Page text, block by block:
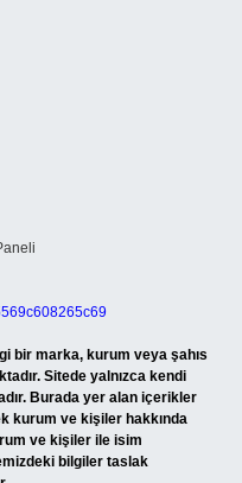
bir marka, kurum veya şahıs
Sitede yalnızca kendi
Burada yer alan içerikler
kurum ve kişiler hakkında
ve kişiler ile isim
bilgiler taslak